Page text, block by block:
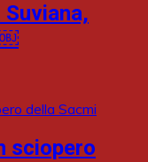
sciopero